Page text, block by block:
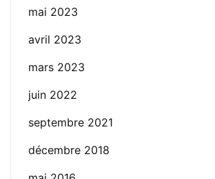
mai 2023
avril 2023
mars 2023
juin 2022
septembre 2021
décembre 2018